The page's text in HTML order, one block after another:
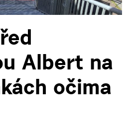
Albert na
očima